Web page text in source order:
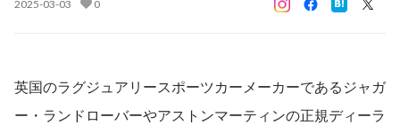
2025-03-03 0
英国のラグジュアリースポーツカーメーカーであるジャガ
ー・ランドローバーやアストンマーティンの正規ディーラ